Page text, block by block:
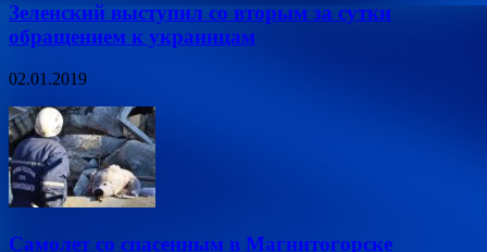
Зеленский выступил со вторым за сутки
обращением к украинцам
02.01.2019
Самолет со спасенным в Магнитогорске